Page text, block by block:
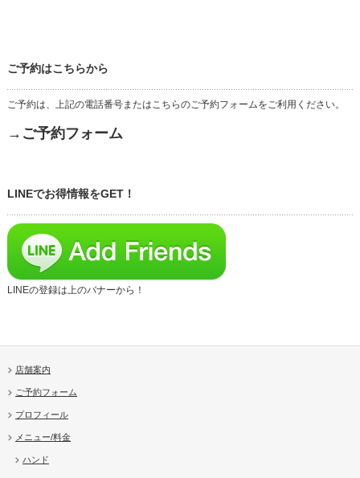
ご予約はこちらから
ご予約は、上記の電話番号またはこちらのご予約フォームをご利用ください。
→ご予約フォーム
LINEでお得情報をGET！
LINEの登録は上のバナーから！
店舗案内
ご予約フォーム
プロフィール
メニュー/料金
ハンド